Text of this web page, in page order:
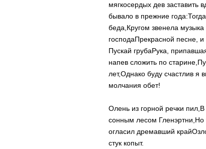
мягкосердых дев заставить
бывало в прежние года:
беда, Кругом звенела музыка
господаПрекрасной песне,
Пускай грубаРука,
напев сложить по старине,
лет,Однако буду счастлив я
молчания обет!
Олень из горной речки пил, В
сонным лесом Гленэртни, Но
огласил дремавший край
стук копыт.